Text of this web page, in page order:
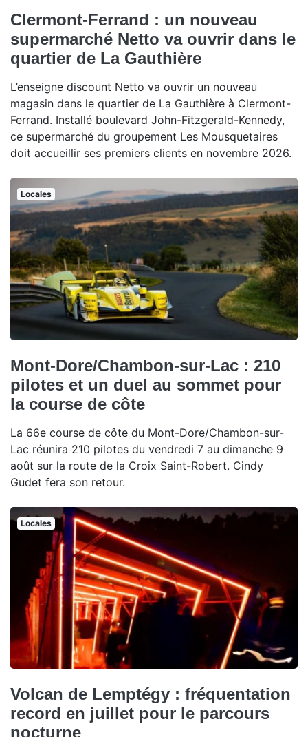
Clermont-Ferrand : un nouveau
supermarché Netto va ouvrir dans le
quartier de La Gauthière
L’enseigne discount Netto va ouvrir un nouveau
magasin dans le quartier de La Gauthière à Clermont-
Ferrand. Installé boulevard John-Fitzgerald-Kennedy,
ce supermarché du groupement Les Mousquetaires
doit accueillir ses premiers clients en novembre 2026.
Locales
Mont-Dore/Chambon-sur-Lac : 210
pilotes et un duel au sommet pour
la course de côte
La 66e course de côte du Mont-Dore/Chambon-sur-
Lac réunira 210 pilotes du vendredi 7 au dimanche 9
août sur la route de la Croix Saint-Robert. Cindy
Gudet fera son retour.
Locales
Volcan de Lemptégy : fréquentation
record en juillet pour le parcours
nocturne